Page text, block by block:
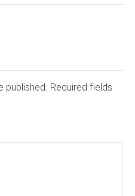
published. Required fields